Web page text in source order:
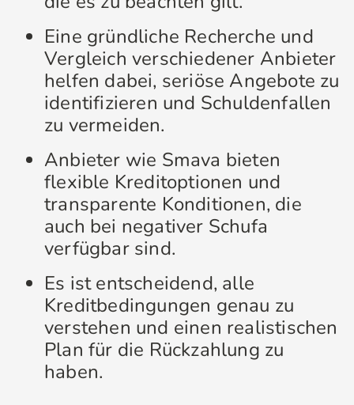
Eine gründliche Recherche und
Vergleich verschiedener Anbieter
helfen dabei, seriöse Angebote zu
identifizieren und Schuldenfallen
zu vermeiden.
Anbieter wie Smava bieten
flexible Kreditoptionen und
transparente Konditionen, die
auch bei negativer Schufa
verfügbar sind.
Es ist entscheidend, alle
Kreditbedingungen genau zu
verstehen und einen realistischen
Plan für die Rückzahlung zu
haben.